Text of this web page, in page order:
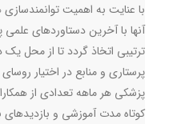
با عنایت به اهمیت
آنها با آخرین دستاوردهای
ترتیبی اتخاذ گردد تا از محل
پرستاری و منابع در اختیار
پزشکی هر ماهه تعدادی از
کوتاه مدت آموزشی و بازدیدهای